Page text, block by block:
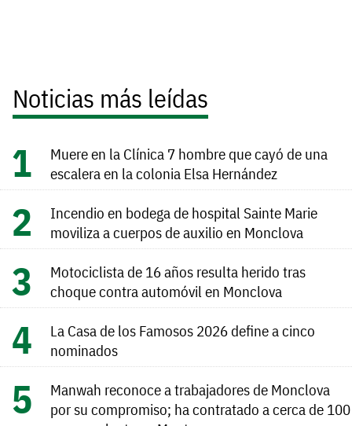
Noticias más leídas
Muere en la Clínica 7 hombre que cayó de una
escalera en la colonia Elsa Hernández
Incendio en bodega de hospital Sainte Marie
moviliza a cuerpos de auxilio en Monclova
Motociclista de 16 años resulta herido tras
choque contra automóvil en Monclova
La Casa de los Famosos 2026 define a cinco
nominados
Manwah reconoce a trabajadores de Monclova
por su compromiso; ha contratado a cerca de 100